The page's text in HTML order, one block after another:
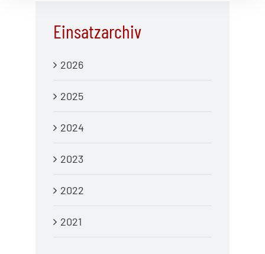
Einsatzarchiv
2026
2025
2024
2023
2022
2021